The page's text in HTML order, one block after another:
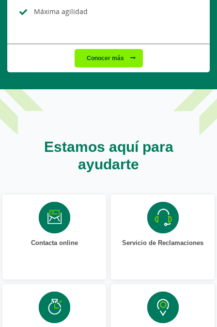
Máxima agilidad
Conocer más
Estamos aquí para
ayudarte
Contacta online Servicio de Reclamaciones